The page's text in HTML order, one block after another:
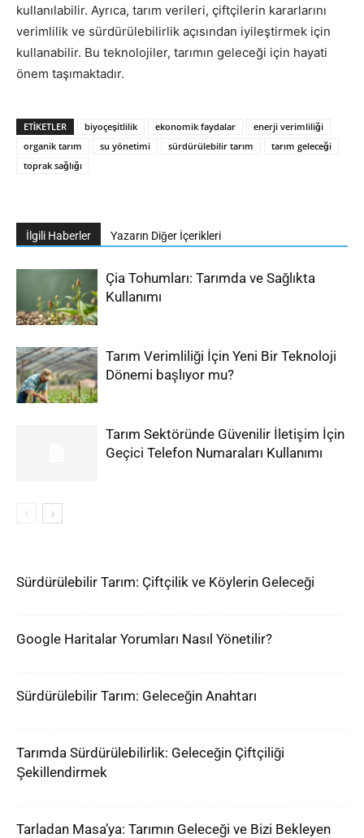
kullanılabilir. Ayrıca, tarım verileri, çiftçilerin kararlarını
verimlilik ve sürdürülebilirlik açısından iyileştirmek için
kullanabilir. Bu teknolojiler, tarımın geleceği için hayati
önem taşımaktadır.
ETIKETLER biyoçeşitlilik ekonomik faydalar
enerji verimliliği
organik tarım
su yönetimi sürdürülebilir tarım
tarım geleceği
toprak sağlığı
İlgili Haberler Yazarın Diğer İçerikleri
Çia Tohumları: Tarımda ve Sağlıkta
Kullanımı
Tarım Verimliliği İçin Yeni Bir Teknoloji
Dönemi başlıyor mu?
Tarım Sektöründe Güvenilir İletişim İçin
Geçici Telefon Numaraları Kullanımı
Sürdürülebilir Tarım: Çiftçilik ve Köylerin Geleceği
Google Haritalar Yorumları Nasıl Yönetilir?
Sürdürülebilir Tarım: Geleceğin Anahtarı
Tarımda Sürdürülebilirlik: Geleceğin Çiftçiliği
Şekillendirmek
Tarladan Masa’ya: Tarımın Geleceği ve Bizi Bekleyen